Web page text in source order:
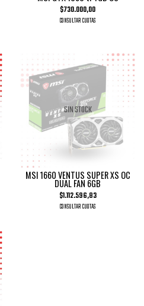
$730.000,00
CONSULTAR CUOTAS
SIN STOCK
MSI 1660 VENTUS SUPER XS OC
DUAL FAN 6GB
$1.112.596,83
CONSULTAR CUOTAS